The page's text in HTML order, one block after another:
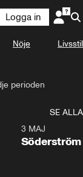
Logga in
Nöje Livsstil
perioden
SE ALLA
3 MAJ